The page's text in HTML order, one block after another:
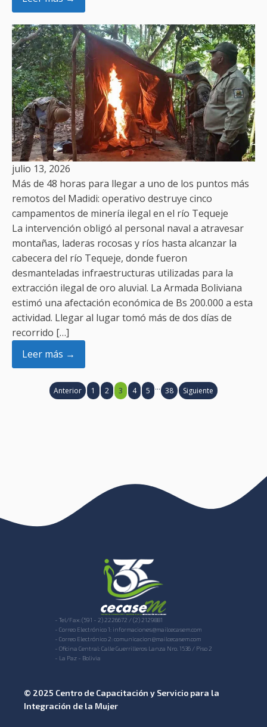
julio 13, 2026
Más de 48 horas para llegar a uno de los puntos más
remotos del Madidi: operativo destruye cinco
campamentos de minería ilegal en el río Tequeje
La intervención obligó al personal naval a atravesar
montañas, laderas rocosas y ríos hasta alcanzar la
cabecera del río Tequeje, donde fueron
desmanteladas infraestructuras utilizadas para la
extracción ilegal de oro aluvial. La Armada Boliviana
estimó una afectación económica de Bs 200.000 a esta
actividad. Llegar al lugar tomó más de dos días de
recorrido […]
Leer más →
Anterior 1 2 3 4 5 … 38 Siguiente
- Tel/Fax: (591 - 2) 2226672 / (2) 2129881
- Correo Electrónico 1: informaciones@mailcecasem.com
- Correo Electrónico 2: comunicacion@mailcecasem.com
- Oficina Central: Calle Guerrilleros Lanza Nro. 1536 / Piso 2
- La Paz - Bolivia
© 2025 Centro de Capacitación y Servicio para la
Integración de la Mujer